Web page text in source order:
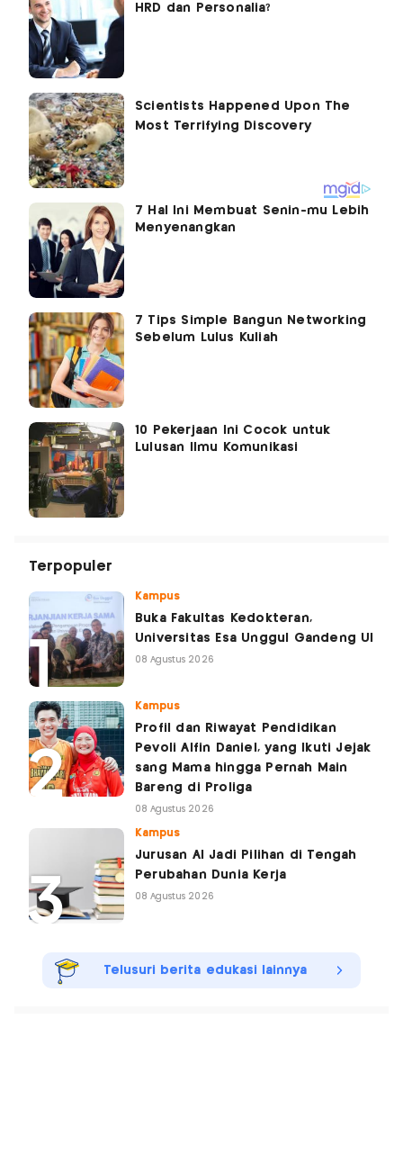
HRD dan Personalia?
7 Hal Ini Membuat Senin-mu Lebih
Menyenangkan
7 Tips Simple Bangun Networking
Sebelum Lulus Kuliah
10 Pekerjaan Ini Cocok untuk
Lulusan Ilmu Komunikasi
Terpopuler
Kampus
Buka Fakultas Kedokteran,
Universitas Esa Unggul Gandeng UI
08 Agustus 2026
Kampus
Profil dan Riwayat Pendidikan
Pevoli Alfin Daniel, yang Ikuti Jejak
sang Mama hingga Pernah Main
Bareng di Proliga
08 Agustus 2026
Kampus
Jurusan AI Jadi Pilihan di Tengah
Perubahan Dunia Kerja
08 Agustus 2026
Telusuri berita edukasi lainnya